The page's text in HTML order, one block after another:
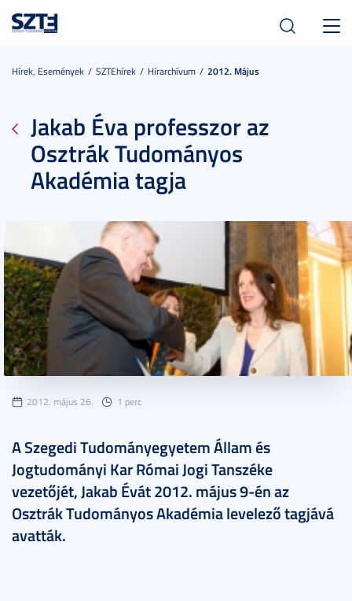
Hírek, Események SZTEhírek Hírarchívum 2012. Május
Jakab Éva professzor az
Osztrák Tudományos
Akadémia tagja
2012. május 26. 1 perc
A Szegedi Tudományegyetem Állam és
Jogtudományi Kar Római Jogi Tanszéke
vezetőjét, Jakab Évát 2012. május 9-én az
Osztrák Tudományos Akadémia levelező tagjává
avatták.